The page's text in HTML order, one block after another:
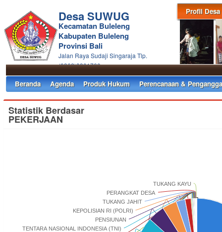
Profil Desa
Desa SUWUG
Kecamatan Buleleng
Kabupaten Buleleng
Provinsi Bali
Jalan Raya Sudaji Singaraja Tlp.
(0362)3301760
Beranda Agenda Produk Hukum Perencanaan &
Statistik Berdasar
PEKERJAAN
TENTARA NASIONAL INDONESIA (TNI)
PENSIUNAN
KEPOLISIAN RI (POLRI)
TUKANG JAHIT
PERANGKAT DESA
TUKANG KAYU